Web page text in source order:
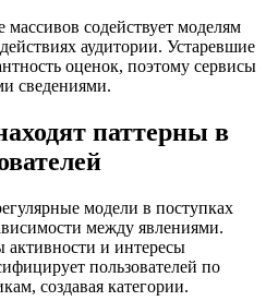
содействует моделям
аудитории. Устаревшие
оценок, поэтому сервисы
сведениями.
паттерны в
модели в поступках
между явлениями.
активности и интересы
пользователей по
создавая категории.